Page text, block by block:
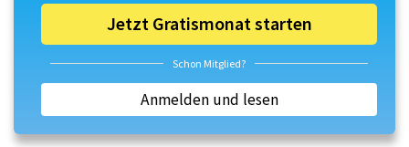
Jetzt Gratismonat starten
Schon Mitglied?
Anmelden und lesen